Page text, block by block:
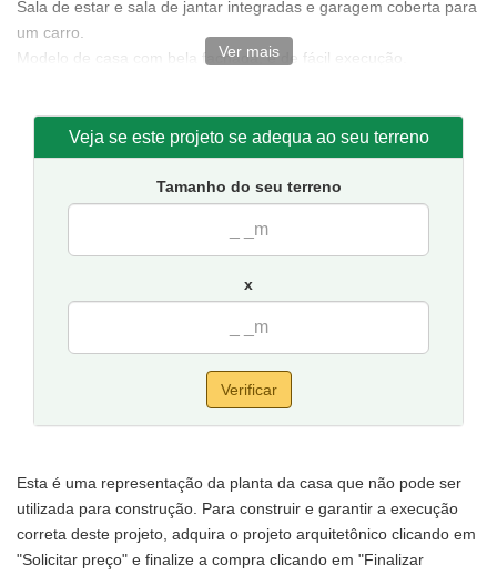
Sala de estar e sala de jantar integradas e garagem coberta para
um carro.
Modelo de casa com bela fachada, e de fácil execução.
Sugestão de terreno mínimo para implantação de uma casa:
6 metros de frente por 21 de fundos.(para as casas geminadas
12 metros de frente por 21 de fundos.)
refere-se apenas a uma das casas.
Ver mais
Veja se este projeto se adequa ao seu terreno
Tamanho do seu terreno
x
Verificar
Esta é uma representação da planta da casa que não pode ser
utilizada para construção. Para construir e garantir a execução
correta deste projeto, adquira o projeto arquitetônico clicando em
"Solicitar preço" e finalize a compra clicando em "Finalizar